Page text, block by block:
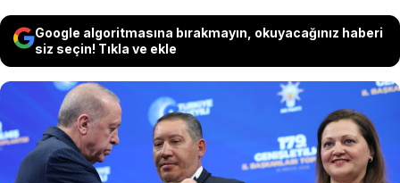
Google algoritmasına bırakmayın, okuyacağınız haberi
siz seçin! Tıkla ve ekle
Afyonkarahisar Belediye Başkanı Burcu Köksal ile
birlikte CHP'den istifa ederek AKP'ye geçen Dinar
Belediye Başkanı Veysel Topçu, rozetleri takılacağı
sırada Cumhurbaşkanı Erdoğan'ın elini öpmüştü.